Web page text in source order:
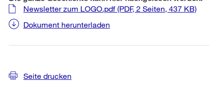
Newsletter zum LOGO.pdf (PDF, 2 Seiten, 437 KB)
Dokument herunterladen
Informationen
Seite drucken